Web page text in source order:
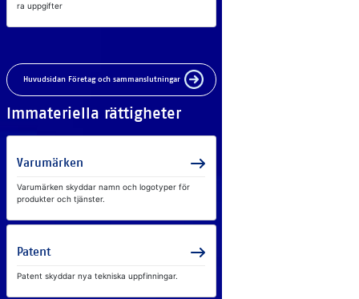
ra upp­gif­ter
Huvudsidan Företag och sammanslutningar
Im­ma­te­ri­el­la rät­tig­he­ter
Va­ru­mär­ken
Va­ru­mär­ken skyd­dar namn och lo­go­ty­per för
pro­duk­ter och tjäns­ter.
Pa­tent
Pa­tent skyd­dar nya tek­nis­ka upp­fin­ning­ar.